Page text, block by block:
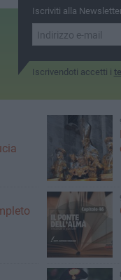
Iscriviti alla
Iscrivendoti accetti i